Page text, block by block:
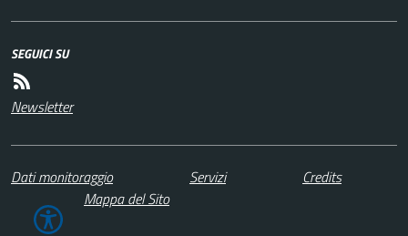
SEGUICI SU
Newsletter
Dati monitoraggio Servizi
Credits
Mappa del Sito